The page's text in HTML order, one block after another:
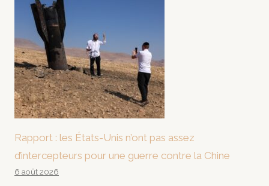
Rapport : les États-Unis n’ont pas assez
d’intercepteurs pour une guerre contre la Chine
6 août 2026